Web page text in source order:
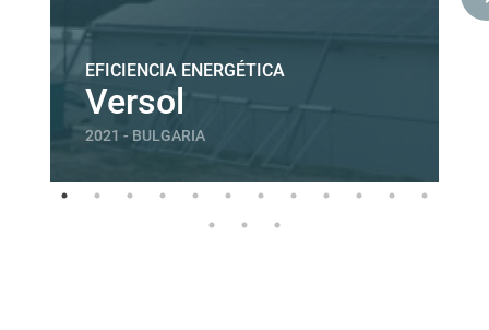
EFICIENCIA ENERGÉTICA
Versol
2021 - BULGARIA